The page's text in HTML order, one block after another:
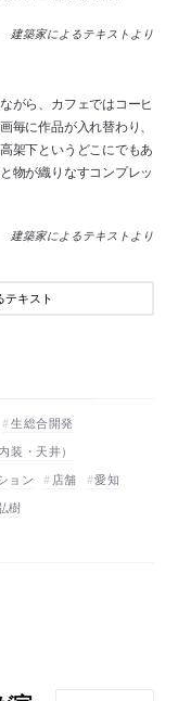
建築家によるテキストより
がら、カフェではコーヒ
毎に作品が入れ替わり、
架下というどこにでもあ
物が織りなすコンプレッ
建築家によるテキストより
テキスト
生総合開発
装・天井）
ョン 店舗
愛知
樹